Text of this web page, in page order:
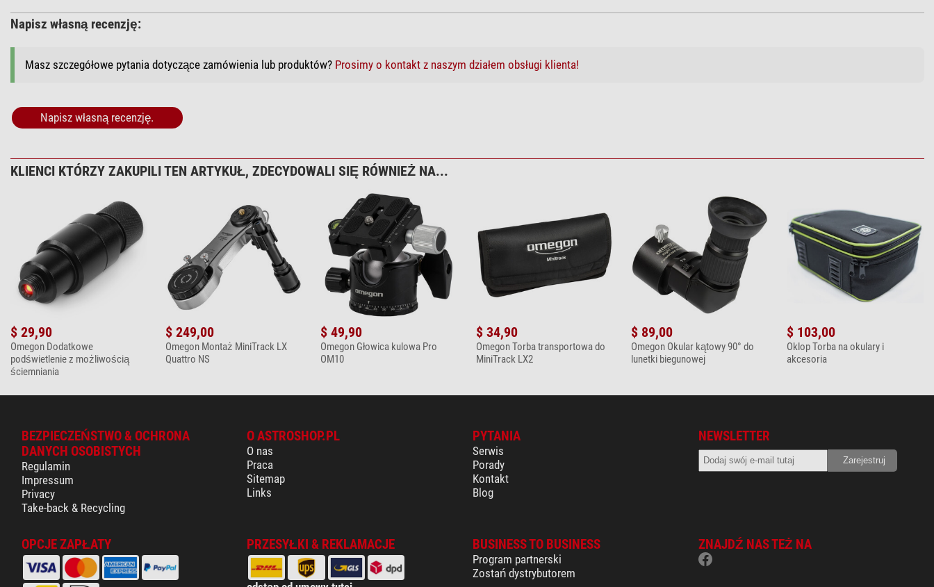
Napisz własną recenzję:
Masz szczegółowe pytania dotyczące zamówienia lub produktów? Prosimy o kontakt z naszym działem obsługi klienta!
Napisz własną recenzję.
KLIENCI KTÓRZY ZAKUPILI TEN ARTYKUŁ, ZDECYDOWALI SIĘ RÓWNIEŻ NA...
$ 29,90
Omegon Dodatkowe
podświetlenie z możliwością
ściemniania
$ 249,00
Omegon Montaż MiniTrack LX
Quattro NS
$ 49,90
Omegon Głowica kulowa Pro
OM10
$ 34,90
Omegon Torba transportowa do
MiniTrack LX2
$ 89,00
Omegon Okular kątowy 90° do
lunetki biegunowej
$ 103,00
Oklop Torba na okulary i
akcesoria
BEZPIECZEŃSTWO & OCHRONA
DANYCH OSOBISTYCH
Regulamin
Impressum
Privacy
Take-back & Recycling
O ASTROSHOP.PL
O nas
Praca
Sitemap
Links
PYTANIA
Serwis
Porady
Kontakt
Blog
NEWSLETTER
OPCJE ZAPŁATY PRZESYŁKI & REKLAMACJE BUSINESS TO BUSINESS
Program partnerski
Zostań dystrybutorem
ZNAJDŹ NAS TEŻ NA